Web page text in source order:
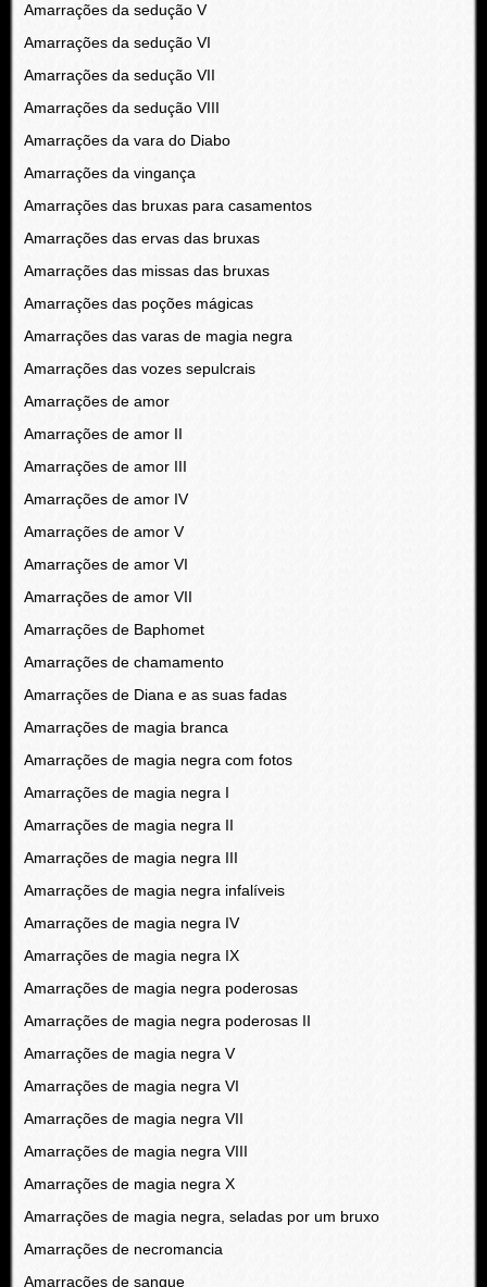
Amarrações da sedução V
Amarrações da sedução VI
Amarrações da sedução VII
Amarrações da sedução VIII
Amarrações da vara do Diabo
Amarrações da vingança
Amarrações das bruxas para casamentos
Amarrações das ervas das bruxas
Amarrações das missas das bruxas
Amarrações das poções mágicas
Amarrações das varas de magia negra
Amarrações das vozes sepulcrais
Amarrações de amor
Amarrações de amor II
Amarrações de amor III
Amarrações de amor IV
Amarrações de amor V
Amarrações de amor VI
Amarrações de amor VII
Amarrações de Baphomet
Amarrações de chamamento
Amarrações de Diana e as suas fadas
Amarrações de magia branca
Amarrações de magia negra com fotos
Amarrações de magia negra I
Amarrações de magia negra II
Amarrações de magia negra III
Amarrações de magia negra infalíveis
Amarrações de magia negra IV
Amarrações de magia negra IX
Amarrações de magia negra poderosas
Amarrações de magia negra poderosas II
Amarrações de magia negra V
Amarrações de magia negra VI
Amarrações de magia negra VII
Amarrações de magia negra VIII
Amarrações de magia negra X
Amarrações de magia negra, seladas por um bruxo
Amarrações de necromancia
Amarrações de sangue